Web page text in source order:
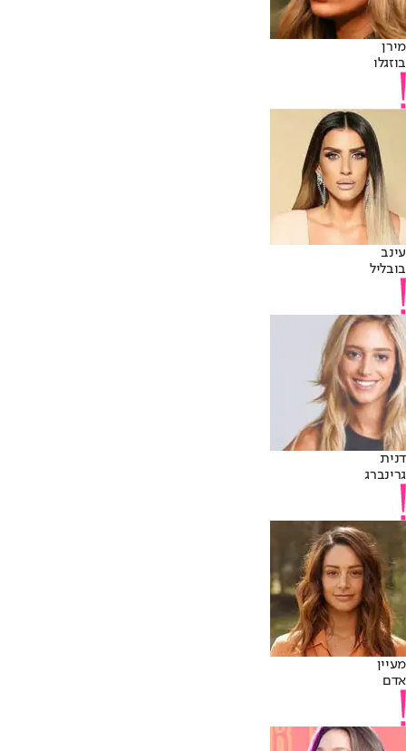
מירן
בוזגלו
עינב
בובליל
דנית
גרינברג
מעיין
אדם